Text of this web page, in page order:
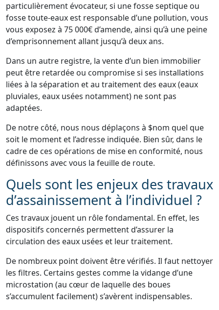
particulièrement évocateur, si une fosse septique ou
fosse toute-eaux est responsable d’une pollution, vous
vous exposez à 75 000€ d’amende, ainsi qu’à une peine
d’emprisonnement allant jusqu’à deux ans.
Dans un autre registre, la vente d’un bien immobilier
peut être retardée ou compromise si ses installations
liées à la séparation et au traitement des eaux (eaux
pluviales, eaux usées notamment) ne sont pas
adaptées.
De notre côté, nous nous déplaçons à $nom quel que
soit le moment et l’adresse indiquée. Bien sûr, dans le
cadre de ces opérations de mise en conformité, nous
définissons avec vous la feuille de route.
Quels sont les enjeux des travaux
d’assainissement à l’individuel ?
Ces travaux jouent un rôle fondamental. En effet, les
dispositifs concernés permettent d’assurer la
circulation des eaux usées et leur traitement.
De nombreux point doivent être vérifiés. Il faut nettoyer
les filtres. Certains gestes comme la vidange d’une
microstation (au cœur de laquelle des boues
s’accumulent facilement) s’avèrent indispensables.